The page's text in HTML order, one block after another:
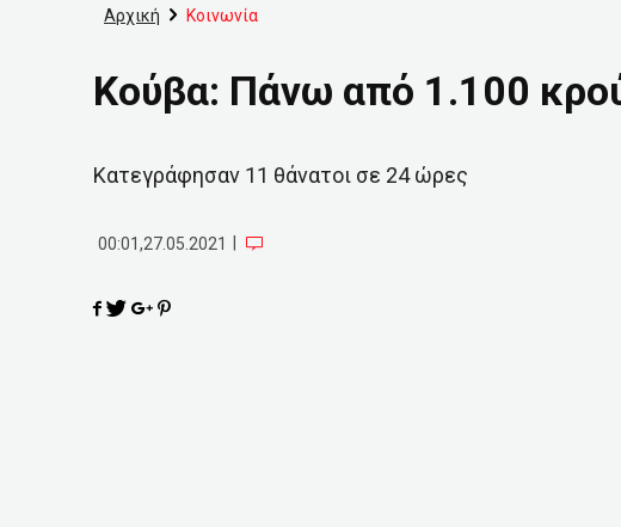
Αρχική Κοινωνία
Κούβα: Πάνω από 1.100
Κατεγράφησαν 11 θάνατοι σε 24 ώρες
00:01,27.05.2021